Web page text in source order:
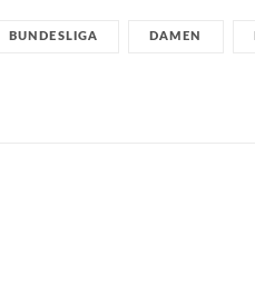
BUNDESLIGA DAMEN